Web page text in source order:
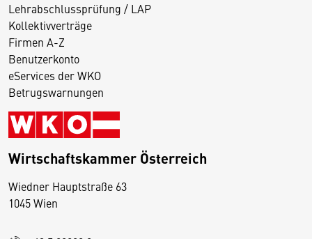
Lehrabschlussprüfung / LAP
Kollektivverträge
Firmen A-Z
Benutzerkonto
eServices der WKO
Betrugswarnungen
Wirtschaftskammer Österreich
Wiedner Hauptstraße 63
1045 Wien
D